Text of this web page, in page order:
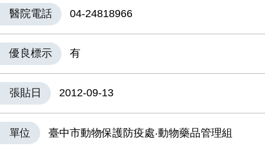
醫院電話 04-24818966
優良標示 有
張貼日 2012-09-13
單位 臺中市動物保護防疫處‧動物藥品管理組